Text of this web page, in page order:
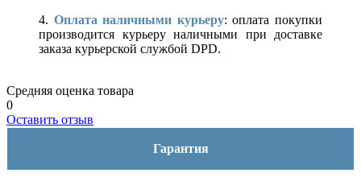
4. Оплата наличными курьеру: оплата покупки
производится курьеру наличными при доставке
заказа курьерской службой DPD.
Средняя оценка товара
0
Оставить отзыв
Гарантия